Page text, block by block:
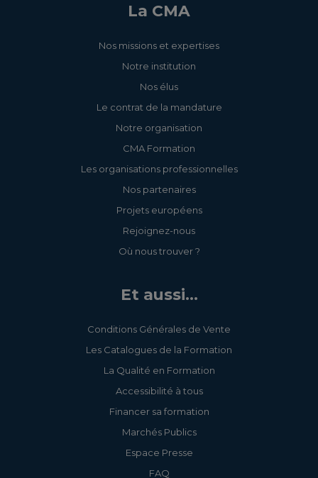
La CMA
Nos missions et expertises
Notre institution
Nos élus
Le contrat de la mandature
Notre organisation
CMA Formation
Les organisations professionnelles
Nos partenaires
Projets européens
Rejoignez-nous
Où nous trouver ?
Et aussi...
Conditions Générales de Vente
Les Catalogues de la Formation
La Qualité en Formation
Accessibilité à tous
Financer sa formation
Marchés Publics
Espace Presse
FAQ